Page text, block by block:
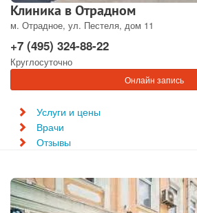
Клиника в Отрадном
м. Отрадное, ул. Пестеля, дом 11
+7 (495) 324-88-22
Круглосуточно
Онлайн запись
Услуги и цены
Врачи
Отзывы